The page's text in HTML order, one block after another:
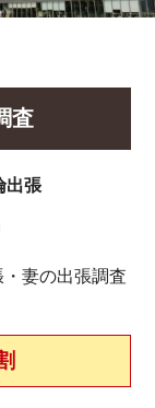
査
張
妻の出張調査